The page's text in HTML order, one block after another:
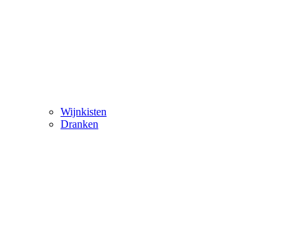
Wijnkisten
Dranken